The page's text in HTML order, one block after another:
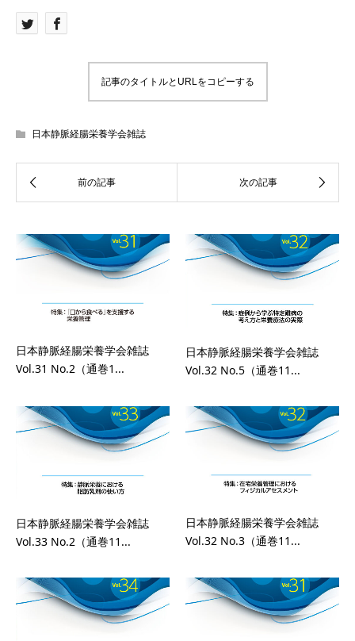
記事のタイトルとURLをコピーする
日本静脈経腸栄養学会雑誌
日本静脈経腸栄養学会雑誌
Vol.31 No.2（通巻1...
日本静脈経腸栄養学会雑誌
Vol.32 No.5（通巻11...
日本静脈経腸栄養学会雑誌
Vol.33 No.2（通巻11...
日本静脈経腸栄養学会雑誌
Vol.32 No.3（通巻11...